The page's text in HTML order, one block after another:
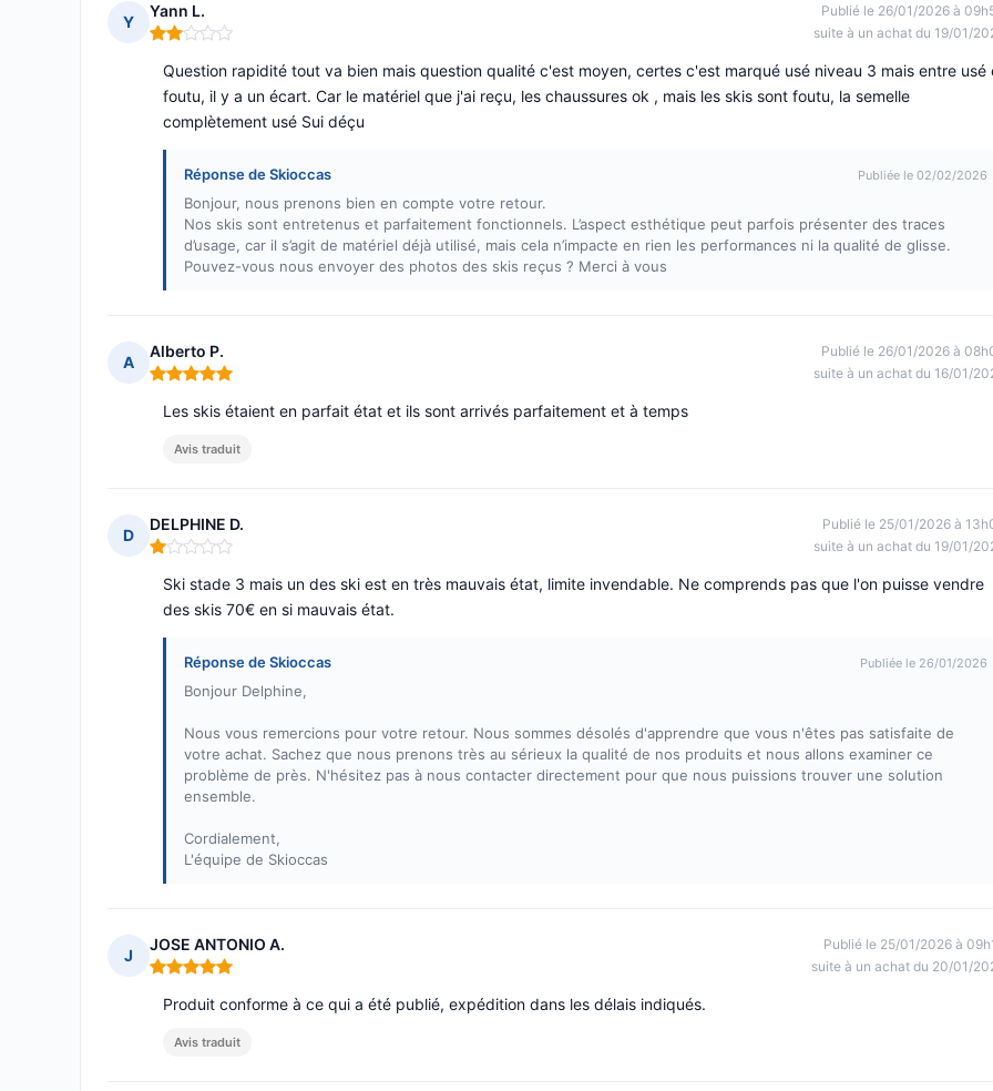
Y
Yann L.
Note : 2 sur 5
Publié le 26/01/2026 à
suite à un achat du 19/01/
Question rapidité tout va bien mais question qualité c'est moyen, certes c'est marqué usé niveau 3 mais entre usé
foutu, il y a un écart. Car le matériel que j'ai reçu, les chaussures ok , mais les skis sont foutu, la semelle
complètement usé Sui déçu
Réponse de Skioccas Publiée le 02/02/2026
Bonjour, nous prenons bien en compte votre retour.
Nos skis sont entretenus et parfaitement fonctionnels. L’aspect esthétique peut parfois présenter des traces
d’usage, car il s’agit de matériel déjà utilisé, mais cela n’impacte en rien les performances ni la qualité de glisse.
Pouvez-vous nous envoyer des photos des skis reçus ? Merci à vous
A
Alberto P.
Note : 5 sur 5
Publié le 26/01/2026 à
suite à un achat du 16/01/
Les skis étaient en parfait état et ils sont arrivés parfaitement et à temps
Avis traduit
D
DELPHINE D.
Note : 1 sur 5
Publié le 25/01/2026 à
suite à un achat du 19/01/
Ski stade 3 mais un des ski est en très mauvais état, limite invendable. Ne comprends pas que l'on puisse vendre
des skis 70€ en si mauvais état.
Réponse de Skioccas Publiée le 26/01/2026
Bonjour Delphine,
Nous vous remercions pour votre retour. Nous sommes désolés d'apprendre que vous n'êtes pas satisfaite de
votre achat. Sachez que nous prenons très au sérieux la qualité de nos produits et nous allons examiner ce
problème de près. N'hésitez pas à nous contacter directement pour que nous puissions trouver une solution
ensemble.
Cordialement,
L'équipe de Skioccas
J
JOSE ANTONIO A.
Note : 5 sur 5
Publié le 25/01/2026 à
suite à un achat du 20/01/
Produit conforme à ce qui a été publié, expédition dans les délais indiqués.
Avis traduit